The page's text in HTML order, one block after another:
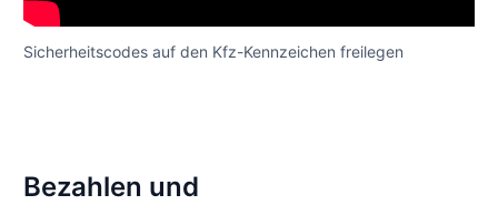
Sicherheitscodes auf den Kfz-Kennzeichen freilegen
Bezahlen und